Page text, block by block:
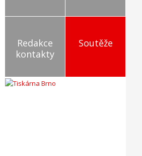
Redakce
kontakty
Soutěže